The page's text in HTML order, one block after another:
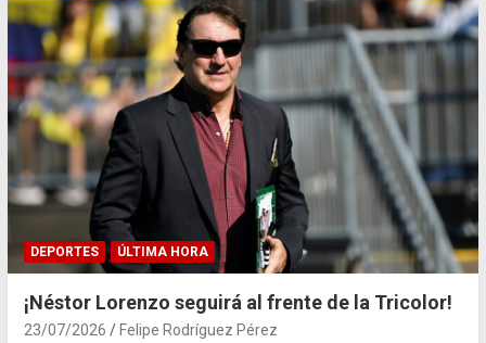
DEPORTES ÚLTIMA HORA
¡Néstor Lorenzo seguirá al frente de la Tricolor!
23/07/2026 Felipe Rodríguez Pérez